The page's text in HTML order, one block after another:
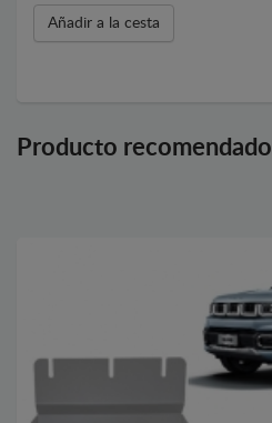
Añadir a la cesta
Producto recomendado